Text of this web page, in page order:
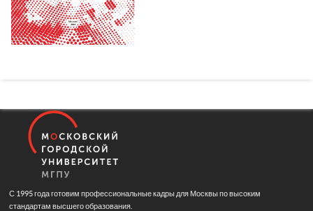
С 1995 года готовим профессиональные кадры для Москвы по высоким
стандартам высшего образования.